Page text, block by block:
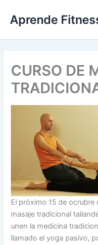
contenido
Aprende
CURSO DE
El próximo 15 de
masaje tradicional
unen la medicina
llamado el yoga pasivo,